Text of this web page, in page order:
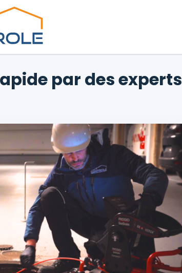
par des experts